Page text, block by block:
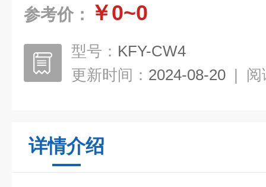
参考价： ￥0~0
型号： KFY-CW4
更新时间： 2024-08-20 | 阅
详情介绍